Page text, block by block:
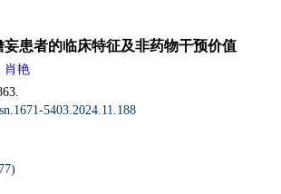
妄患者的临床特征及非药物干预价值
肖艳
5403.2024.11.188
)